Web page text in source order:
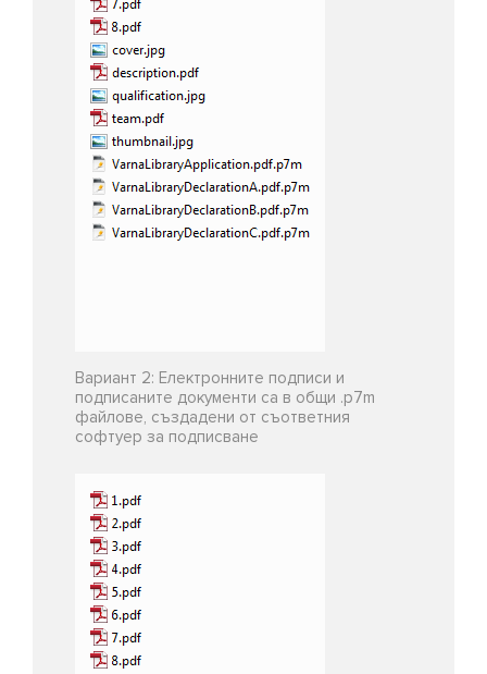
Вариант 2: Електронните подписи и
подписаните документи са в общи .p7m
файлове, създадени от съответния
софтуер за подписване